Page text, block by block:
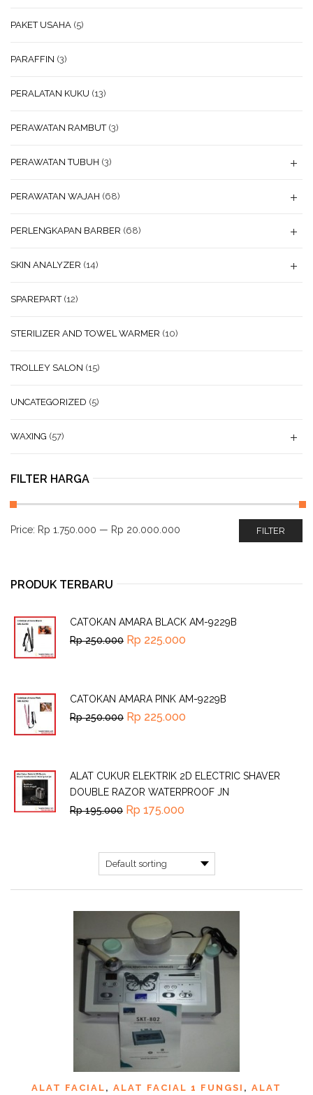
ALAT FACIAL , ALAT FACIAL 1 FUNGSI , ALAT
PAKET USAHA (5)
PARAFFIN (3)
PERALATAN KUKU (13)
PERAWATAN RAMBUT (3)
PERAWATAN TUBUH (3)
PERAWATAN WAJAH (68)
PERLENGKAPAN BARBER (68)
SKIN ANALYZER (14)
SPAREPART (12)
STERILIZER AND TOWEL WARMER (10)
TROLLEY SALON (15)
UNCATEGORIZED (5)
WAXING (57)
FILTER HARGA
FILTER
Price: Rp 1.750.000 — Rp 20.000.000
PRODUK TERBARU
CATOKAN AMARA BLACK AM-9229B
Rp250.000 Rp 225.000
CATOKAN AMARA PINK AM-9229B
Rp250.000 Rp 225.000
ALAT CUKUR ELEKTRIK 2D ELECTRIC SHAVER
DOUBLE RAZOR WATERPROOF JN
Rp195.000 Rp 175.000